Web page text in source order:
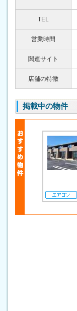
TEL
営業時間
関連サイト
店舗の特徴
掲載中の物件